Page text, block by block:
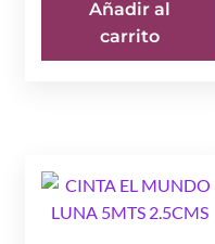
original
era:
$ 7.500. $
Añadir al
carrito